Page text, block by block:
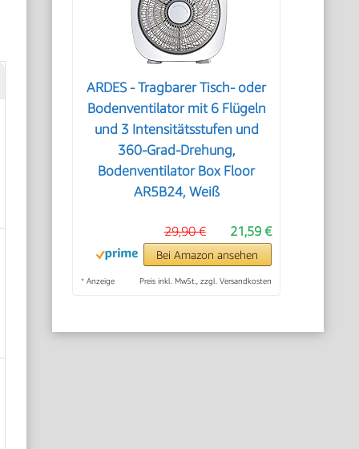
ARDES - Tragbarer Tisch- oder
Bodenventilator mit 6 Flügeln
und 3 Intensitätsstufen und
360-Grad-Drehung,
Bodenventilator Box Floor
AR5B24, Weiß
21,59 €
29,90 €
Bei Amazon ansehen
* Anzeige Preis inkl. MwSt., zzgl. Versandkosten